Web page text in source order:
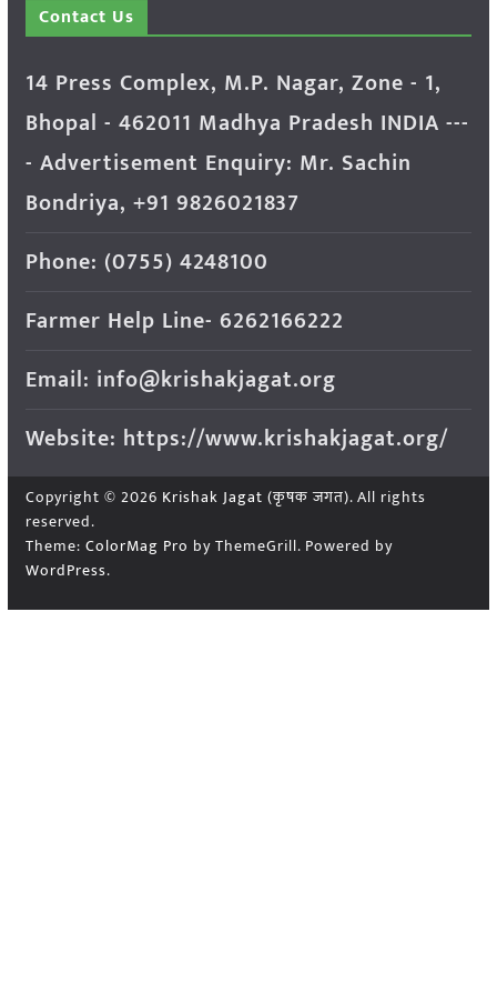
Contact Us
14 Press Complex, M.P. Nagar, Zone - 1,
Bhopal - 462011 Madhya Pradesh INDIA ---
- Advertisement Enquiry: Mr. Sachin
Bondriya, +91 9826021837
Phone: (0755) 4248100
Farmer Help Line- 6262166222
Email: info@krishakjagat.org
Website: https://www.krishakjagat.org/
Copyright © 2026 Krishak Jagat (कृषक जगत). All rights
reserved.
Theme: ColorMag Pro by ThemeGrill. Powered by
WordPress.